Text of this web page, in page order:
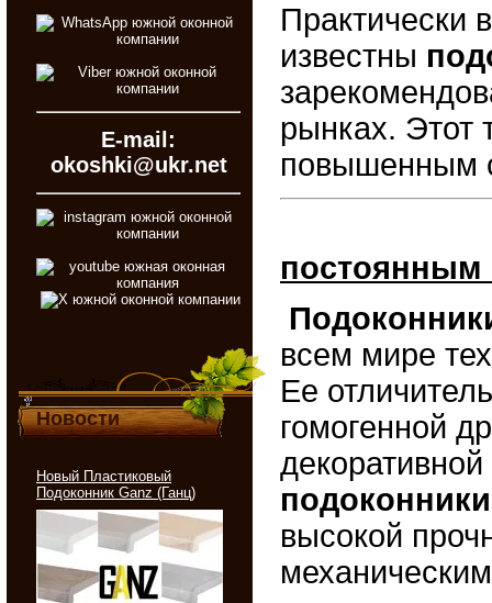
E-mail:
okoshki@ukr.net
Новости
Новый Пластиковый
Подоконник Ganz (Ганц)
Практически
известны
рынках. Этот
повышенным
постоянным
всем мире
Ее
гомогенной
высокой